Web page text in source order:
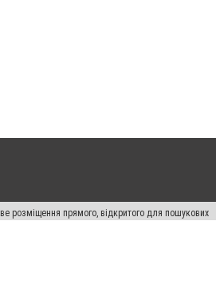
розміщення прямого, відкритого для пошукових